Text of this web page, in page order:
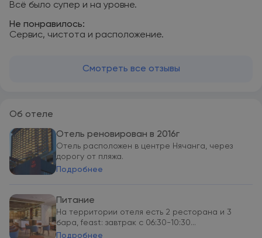
Всё было супер и на уровне.
Не понравилось:
Сервис, чистота и расположение.
Смотреть все отзывы
Об отеле
Отель реновирован в 2016г
Отель расположен в центре Нячанга, через
дорогу от пляжа.
Подробнее
Питание
На территории отеля есть 2 ресторана и 3
бара, feast: завтрак с 06:30-10:30...
Подробнее